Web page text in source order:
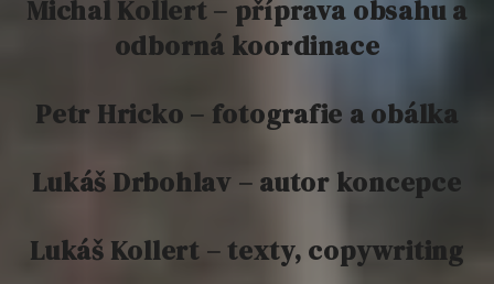
Michal Kollert – příprava obsahu a
odborná koordinace
Petr Hricko – fotografie a obálka
Lukáš Drbohlav – autor koncepce
Lukáš Kollert – texty, copywriting